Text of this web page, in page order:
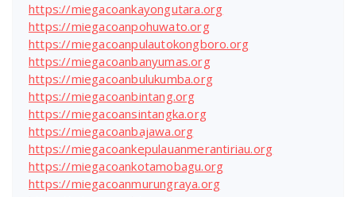
https://miegacoankayongutara.org
https://miegacoanpohuwato.org
https://miegacoanpulautokongboro.org
https://miegacoanbanyumas.org
https://miegacoanbulukumba.org
https://miegacoanbintang.org
https://miegacoansintangka.org
https://miegacoanbajawa.org
https://miegacoankepulauanmerantiriau.org
https://miegacoankotamobagu.org
https://miegacoanmurungraya.org